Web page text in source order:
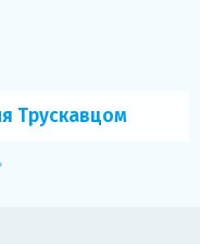
Трускавцом